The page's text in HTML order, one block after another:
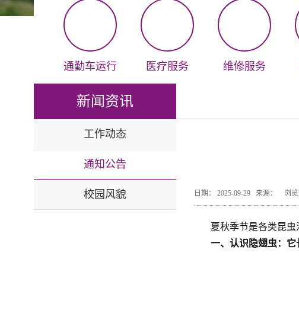
通勤车运行 医疗服务 维修服务
新闻资讯
工作动态
通知公告
校园风貌 日期： 2025-09-29 来源： 浏览
夏秋季节是各类昆
一、认识隐翅虫：它